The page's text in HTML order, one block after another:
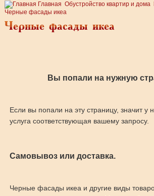
Главная Обустройство квартир и дома
Черные фасады икеа
Черные фасады икеа
Вы попали на нужную
Если вы попали на эту страницу, значит у
услуга соответствующая вашему запросу.
Самовывоз или доставка.
Черные фасады икеа и другие виды